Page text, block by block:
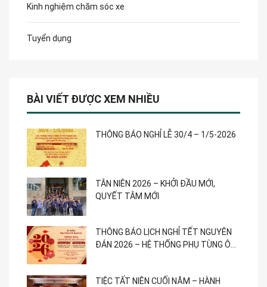
Kinh nghiệm chăm sóc xe
Tuyển dụng
BÀI VIẾT ĐƯỢC XEM NHIỀU
THÔNG BÁO NGHỈ LỄ 30/4 – 1/5-2026
TÂN NIÊN 2026 – KHỞI ĐẦU MỚI,
QUYẾT TÂM MỚI
THÔNG BÁO LỊCH NGHỈ TẾT NGUYÊN
ĐÁN 2026 – HỆ THỐNG PHỤ TÙNG Ô
TIỆC TẤT NIÊN CUỐI NĂM – HÀNH